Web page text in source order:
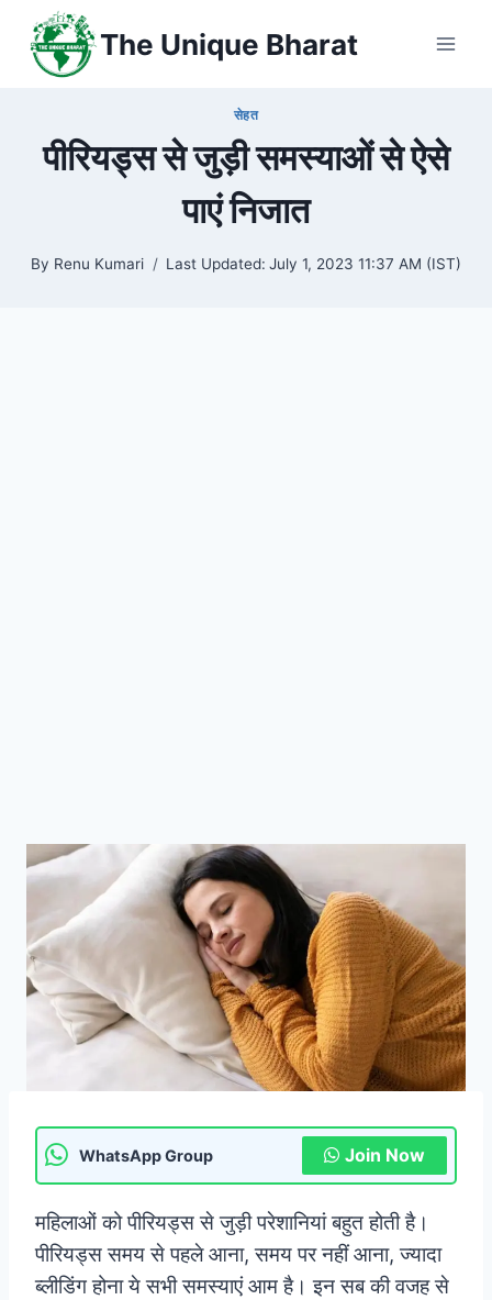
content
The Unique Bharat
सेहत
पीरियड्स से जुड़ी समस्याओं से ऐसे
पाएं निजात
By Renu Kumari Last Updated: July 1, 2023 11:37 AM (IST)
WhatsApp Group Join Now
महिलाओं को पीरियड्स से जुड़ी परेशानियां बहुत होती है।
पीरियड्स समय से पहले आना, समय पर नहीं आना, ज्यादा
ब्लीडिंग होना ये सभी समस्याएं आम है। इन सब की वजह से